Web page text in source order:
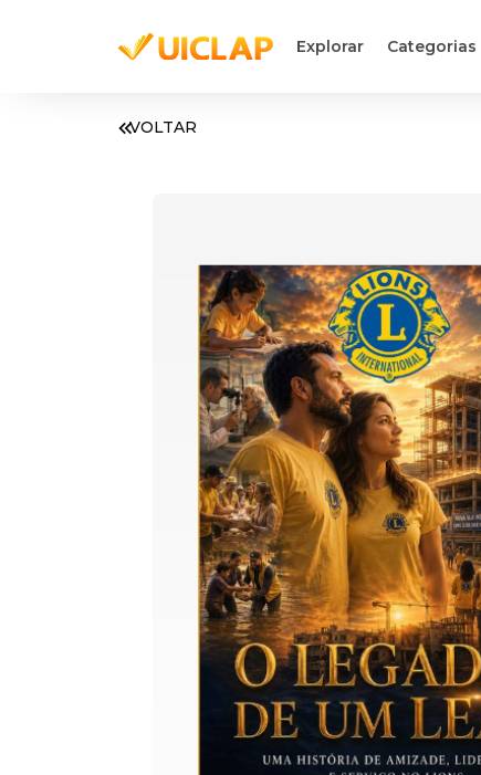
Explorar Categorias
VOLTAR